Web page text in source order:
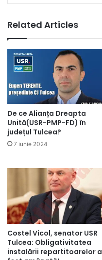
Related Articles
De ce Alianța Dreapta
Unită(USR-PMP-FD) în
județul Tulcea?
7 iunie 2024
Costel Vicol, senator USR
Tulcea: Obligativitatea
instalării repartitoarelor a